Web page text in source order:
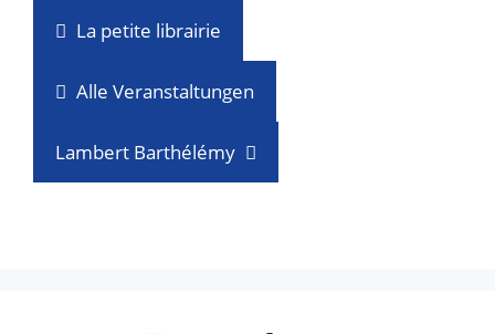
La petite librairie
Alle Veranstaltungen
Lambert Barthélémy